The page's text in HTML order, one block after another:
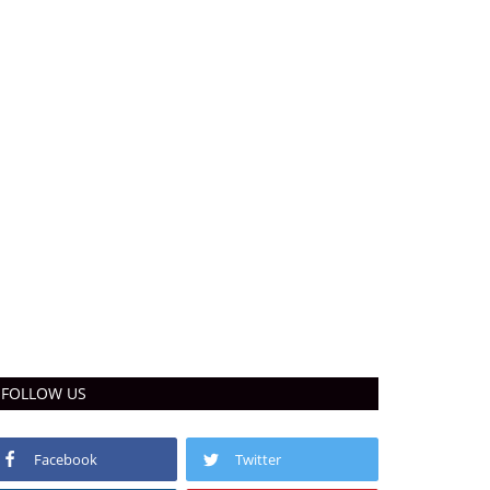
FOLLOW US
Facebook Twitter